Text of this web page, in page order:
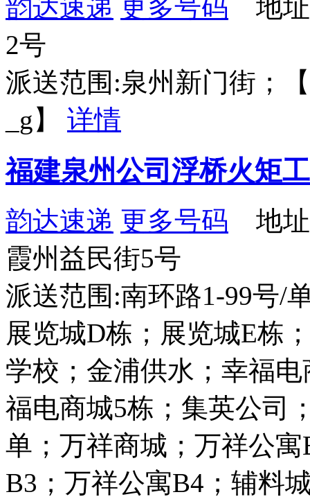
韵达速递 更多号码 地址
2号
派送范围:泉州新门街；
_g】 详情
福建泉州公司浮桥火矩
韵达速递 更多号码 地址
霞州益民街5号
派送范围:南环路1-99号/
展览城D栋；展览城E栋
学校；金浦供水；幸福
福电商城5栋；集英公司
单；万祥商城；万祥公
B3；万祥公寓B4；辅料